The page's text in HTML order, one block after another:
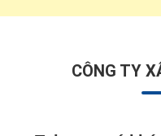
CÔNG TY